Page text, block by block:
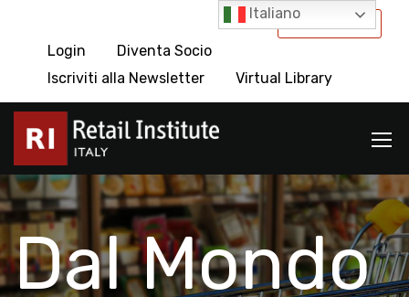
International
Login
Diventa Socio
Iscriviti alla Newsletter
Virtual Library
Dal Mondo
Italiano